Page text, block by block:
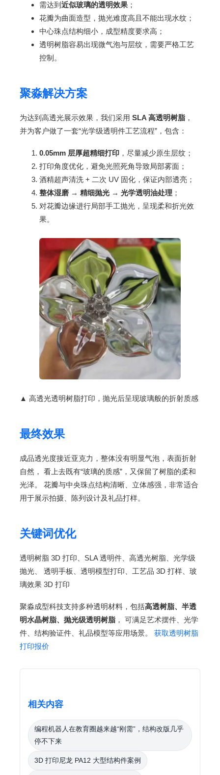
需达到 近似玻璃的透明效果 ；
花瓣为曲面造型，抛光难度高且不能出现水纹；
中心珠点结构细小，成型精度要求高；
透明树脂容易出现微气泡与层纹，需要严格工艺
控制。
聚淼解决方案
为达到高透光展示效果，我们采用 SLA 高透明树脂 ，
并为客户做了一套“光学级透明件工艺流程”，包含：
0.05mm 层厚超精细打印 ，尽量减少原生层纹；
打印角度优化，避免光照死角导致局部雾面；
酒精超声清洗 + 二次 UV 固化，保证内部透亮；
整体湿磨 → 精细抛光 → 光学透明油处理 ；
对花瓣边缘进行局部手工抛光，呈现柔和折光效
果。
▲ 高透光透明树脂打印，抛光后呈现玻璃般的折射质感
最终效果
成品透光度接近亚克力，整体没有明显气泡，表面折射
自然， 看上去既有“玻璃的质感”，又保留了树脂的柔和
光泽。 花瓣与中央珠点结构清晰、立体感强，非常适合
用于展示拍摄、陈列设计及礼品打样。
关键词优化
透明树脂 3D 打印、SLA 透明件、高透光树脂、光学级
抛光、 透明手板、透明模型打印、工艺品 3D 打样、玻
璃效果 3D 打印
聚淼成型科技支持多种透明材料，包括高透树脂、半透
明水晶树脂、抛光级透明树脂 ， 可满足艺术摆件、光学
件、结构验证件、礼品模型等应用场景。 获取透明树脂
打印报价
相关内容
编程机器人在教育圈越来越“刚需”，结构改版几乎
停不下来
3D 打印尼龙 PA12 大型结构件案例